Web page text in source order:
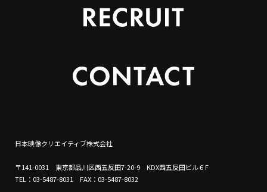
日本映像クリエイティブ株式会社
〒141-0031 東京都品川区西五反田7-20-9 KDX西五反田ビル６F
TEL：03-5487-8031 FAX：03-5487-8032